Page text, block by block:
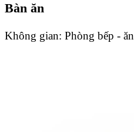
Bàn ăn
Không gian: Phòng bếp - ăn